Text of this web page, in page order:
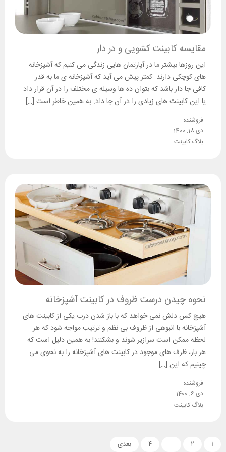
مقایسه کابینت کشویی و در دار
این روزها بیشتر ما در آپارتمان هایی زندگی می کنیم که آشپزخانه
های کوچکی دارند. کمتر پیش می آید که آشپزخانه ی ما به قدر
کافی جا دار باشد که بتوان ده ها وسیله ی مختلف را در آن قرار داد
یا این کابینت های زیادی را در آن جا داد. به همین خاطر است […]
فروشنده
دی 18, 1400
بلاگ کابینت
نحوه چیدن درست ظروف در کابینت آشپزخانه
هیچ کس دلش نمی خواهد که با باز شدن درب یکی از کابینت های
آشپزخانه با انبوهی از ظروف بی نظم و ترتیب مواجه شود که هر
لحظه ممکن است سرازیر شوند و بشکنند! به همین دلیل است که
هر بار، ظرف های موجود در کابینت های آشپزخانه را به نحوی می
چینیم که این […]
فروشنده
دی 6, 1400
بلاگ کابینت
۱ ۲ … ۴ بعدی